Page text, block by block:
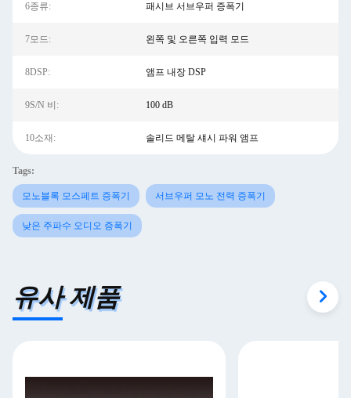
6종류: 패시브 서브우퍼 증폭기
7모드: 왼쪽 및 오른쪽 입력 모드
8DSP: 앰프 내장 DSP
9S/N 비: 100 dB
10소재: 솔리드 메탈 섀시 파워 앰프
Tags:
모노블록 모스페트 증폭기 서브우퍼 모노 전력 증폭기
낮은 주파수 오디오 증폭기
유사 제품